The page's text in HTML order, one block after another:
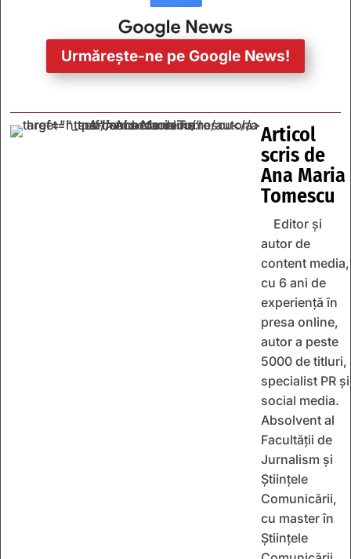
Urmărește-ne pe Google News!
Articol
scris de
Ana Maria
Tomescu
Editor și
autor de
content media,
cu 6 ani de
experiență în
presa online,
autor a peste
5000 de titluri,
specialist PR și
social media.
Absolvent al
Facultății de
Jurnalism și
Științele
Comunicării,
cu master în
Științele